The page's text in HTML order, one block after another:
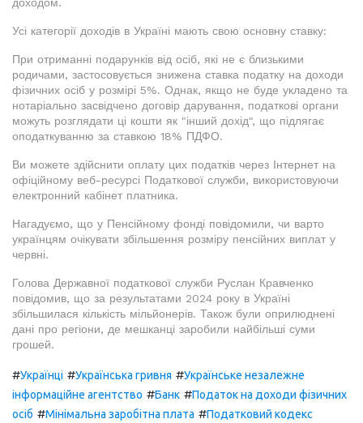
доходом.
Усі категорії доходів в Україні мають свою основну ставку:
При отриманні подарунків від осіб, які не є близькими
родичами, застосовується знижена ставка податку на доходи
фізичних осіб у розмірі 5%. Однак, якщо не буде укладено та
нотаріально засвідчено договір дарування, податкові органи
можуть розглядати ці кошти як "інший дохід", що підлягає
оподаткуванню за ставкою 18% ПДФО.
Ви можете здійснити оплату цих податків через Інтернет на
офіційному веб-ресурсі Податкової служби, використовуючи
електронний кабінет платника.
Нагадуємо, що у Пенсійному фонді повідомили, чи варто
українцям очікувати збільшення розміру пенсійних виплат у
червні.
Голова Державної податкової служби Руслан Кравченко
повідомив, що за результатами 2024 року в Україні
збільшилася кількість мільйонерів. Також були оприлюднені
дані про регіони, де мешканці заробили найбільші суми
грошей.
#Українці #Українська гривня #Українське незалежне
інформаційне агентство #Банк #Податок на доходи фізичних
осіб #Мінімальна заробітна плата #Податковий кодекс